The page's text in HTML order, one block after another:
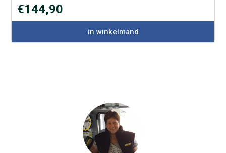
€144,90
in winkelmand